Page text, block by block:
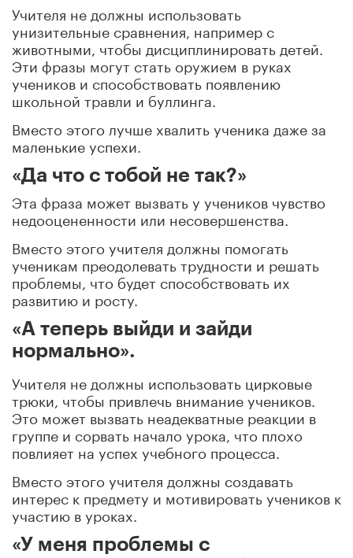
Учителя не должны использовать
унизительные сравнения, например с
животными, чтобы дисциплинировать детей.
Эти фразы могут стать оружием в руках
учеников и способствовать появлению
школьной травли и буллинга.
Вместо этого лучше хвалить ученика даже за
маленькие успехи.
«Да что с тобой не так?»
Эта фраза может вызвать у учеников чувство
недооцененности или несовершенства.
Вместо этого учителя должны помогать
ученикам преодолевать трудности и решать
проблемы, что будет способствовать их
развитию и росту.
«А теперь выйди и зайди
нормально».
Учителя не должны использовать цирковые
трюки, чтобы привлечь внимание учеников.
Это может вызвать неадекватные реакции в
группе и сорвать начало урока, что плохо
повлияет на успех учебного процесса.
Вместо этого учителя должны создавать
интерес к предмету и мотивировать учеников к
участию в уроках.
«У меня проблемы с